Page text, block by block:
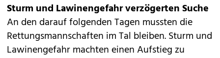
Sturm und Lawinengefahr verzögerten Suche
An den darauf folgenden Tagen mussten die
Rettungsmannschaften im Tal bleiben. Sturm und
Lawinengefahr machten einen Aufstieg zu